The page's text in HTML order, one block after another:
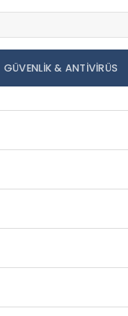
GÜVENLIK & ANTIVIRÜS